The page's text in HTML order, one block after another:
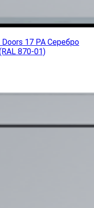
17 PA Серебро
870-01)